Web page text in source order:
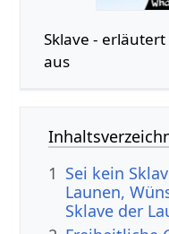
Sklave - erläutert
aus
1 Sei kein
Launen,
Sklave der